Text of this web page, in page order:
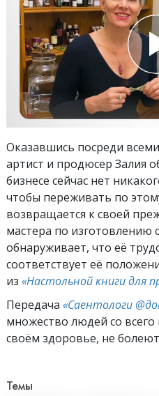
Оказавшись посреди
артист и продюсер Залия
бизнесе сейчас нет
чтобы переживать по
возвращается к своей
мастера по изготовлению
обнаруживает, что её
соответствует её
из «Настольной книги для
Передача «Саентологи
множество людей со всего
своём здоровье, не
Темы